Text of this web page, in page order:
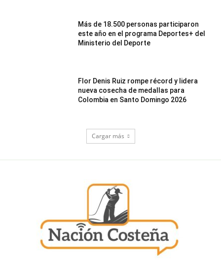
Más de 18.500 personas participaron
este año en el programa Deportes+ del
Ministerio del Deporte
Flor Denis Ruiz rompe récord y lidera
nueva cosecha de medallas para
Colombia en Santo Domingo 2026
Cargar más